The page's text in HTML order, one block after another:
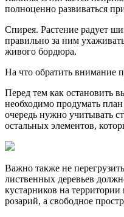
полноценно развиваться
Спирея. Растение радует
правильно за ним
живого бордюра.
На что обратить внимание
Перед тем как остановить
необходимо продумать
очередь нужно учитывать
остальных элементов,
Важно также не
лиственных деревьев
кустарников на
розарий, а свободное